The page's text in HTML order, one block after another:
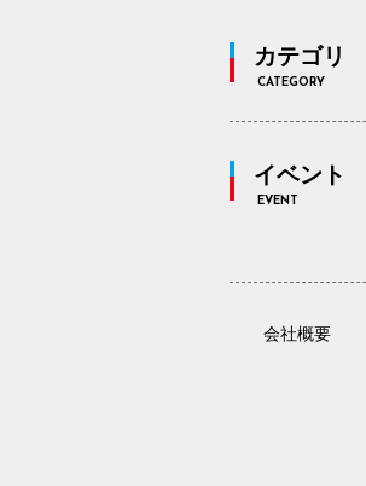
カテゴリ
CATEGORY
イベント
EVENT
会社概要